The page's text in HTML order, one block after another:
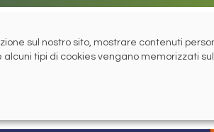
sul nostro sito, mostrare contenuti
tipi di cookies vengano memorizzati